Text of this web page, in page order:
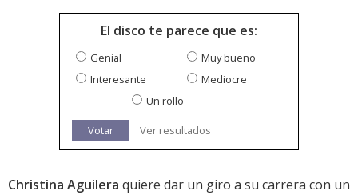
El disco te parece que es:
Genial
Muy bueno
Interesante
Mediocre
Un rollo
Votar Ver resultados
Christina Aguilera quiere dar un giro a su carrera con un